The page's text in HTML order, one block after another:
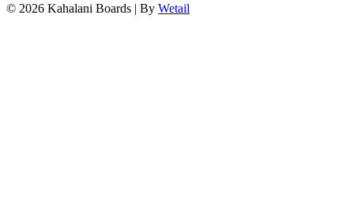
© 2026 Kahalani Boards | By Wetail